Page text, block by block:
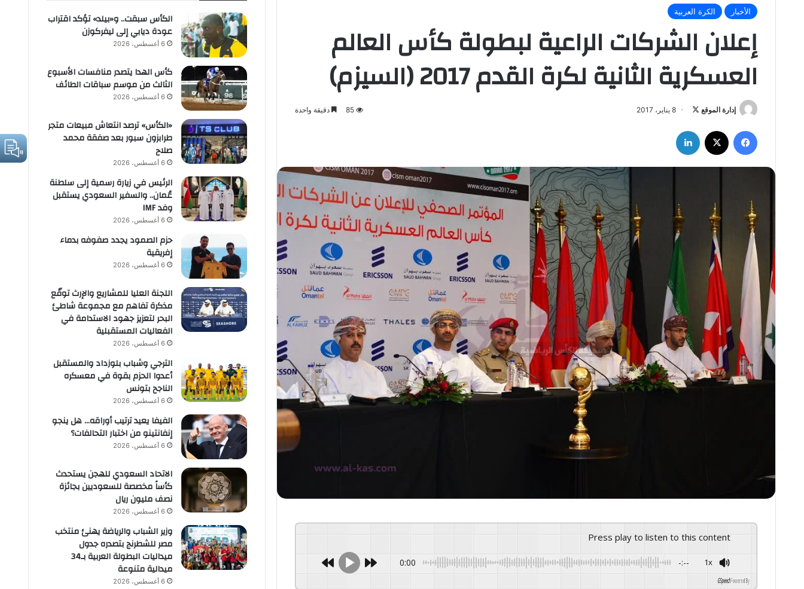
الأخبار الكرة العربية
إعلان الشركات الراعية لبطولة كأس العالم
العسكرية الثانية لكرة القدم 2017 (السيزم)
إدارة الموقع
ع
ع
8 يناير، 2017 85 دقيقة واحدة
Press play to listen to this content
0:00 -:-- 1x
Powered By
الكأس سبقت.. و«بيلد» تؤكد اقتراب
عودة ديابي إلى ليفركوزن
6 أغسطس، 2026
كأس الهدا يتصدر منافسات الأسبوع
الثالث من موسم سباقات الطائف
6 أغسطس، 2026
«الكأس» ترصد انتعاش مبيعات متجر
طرابزون سبور بعد صفقة محمد
صلاح
6 أغسطس، 2026
الرئيس في زيارة رسمية إلى سلطنة
عُمان.. والسفير السعودي يستقبل
وفد IMF
6 أغسطس، 2026
حزم الصمود يجدد صفوفه بدماء
إفريقية
6 أغسطس، 2026
اللجنة العليا للمشاريع والإرث توقّع
مذكرة تفاهم مع مجموعة شاطئ
البحر لتعزيز جهود الاستدامة في
الفعاليات المستقبلية
6 أغسطس، 2026
الترجي وشباب بلوزداد والمستقبل
أعدوا الحزم بقوة في معسكره
الناجح بتونس
6 أغسطس، 2026
الفيفا يعيد ترتيب أوراقه… هل ينجو
إنفانتينو من اختبار التحالفات؟
6 أغسطس، 2026
الاتحاد السعودي للهجن يستحدث
كأساً مخصصة للسعوديين بجائزة
نصف مليون ريال
6 أغسطس، 2026
وزير الشباب والرياضة يهنئ منتخب
مصر للشطرنج بتصدره جدول
ميداليات البطولة العربية بـ34
ميدالية متنوعة
6 أغسطس، 2026